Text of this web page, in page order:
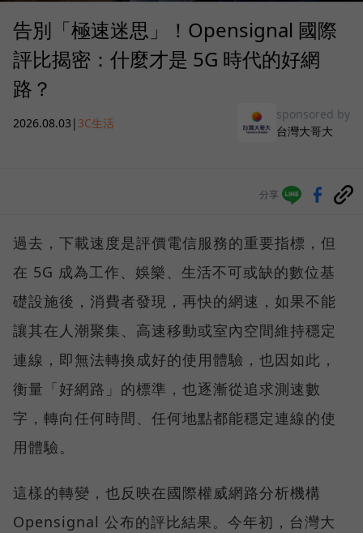
告別「極速迷思」！Opensignal 國際
評比揭密：什麼才是 5G 時代的好網
路？
2026.08.03 | 3C生活
sponsored by
台灣大哥大
分享
過去，下載速度是評價電信服務的重要指標，但
在 5G 成為工作、娛樂、生活不可或缺的數位基
礎設施後，消費者發現，再快的網速，如果不能
讓其在人潮聚集、高速移動或室內空間維持穩定
連線，即無法轉換成好的使用體驗，也因如此，
衡量「好網路」的標準，也逐漸從追求測速數
字，轉向任何時間、任何地點都能穩定連線的使
用體驗。
這樣的轉變，也反映在國際權威網路分析機構
Opensignal 公布的評比結果。今年初，台灣大